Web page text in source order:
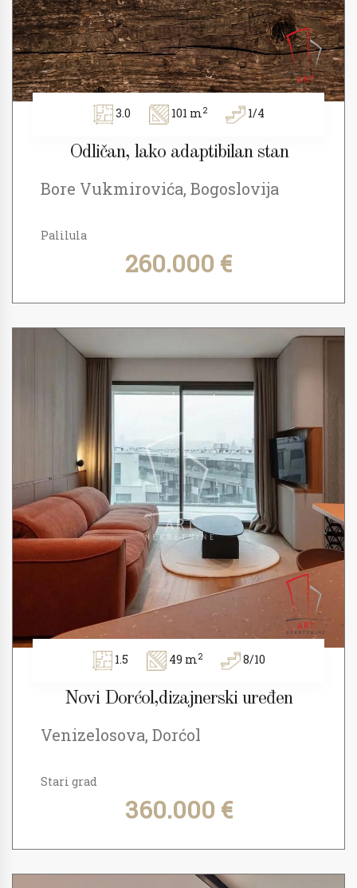
3.0 101 m2 1/4
Odličan, lako adaptibilan stan
Bore Vukmirovića, Bogoslovija
Palilula
260.000 €
1.5 49 m2 8/10
Novi Dorćol,dizajnerski uređen
Venizelosova, Dorćol
Stari grad
360.000 €